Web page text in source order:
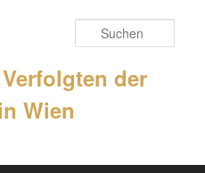
der
Wien